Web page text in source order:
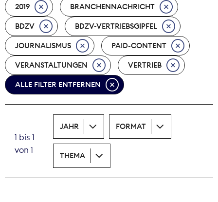
Nachhaltigkeit
Nachwuchs
Nova Award
Pressefreiheit
Print
Recht
Tarifpolitik
Theodor-Wolff-Preis
2019 BRANCHENNACHRICHT
BDZV BDZV-VERTRIEBSGIPFEL
JOURNALISMUS PAID-CONTENT
VERANSTALTUNGEN VERTRIEB
ALLE FILTER ENTFERNEN
1 bis 1
von 1
JAHR FORMAT
THEMA